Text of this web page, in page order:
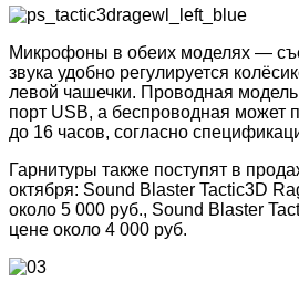
Микрофоны в обеих моделях —
звука удобно регулируется
левой чашечки. Проводная
порт USB, а беспроводная может
до 16 часов, согласно
Гарнитуры также поступят в
октября: Sound Blaster Tactic3D
около 5 000 руб., Sound Blaster
цене около 4 000 руб.